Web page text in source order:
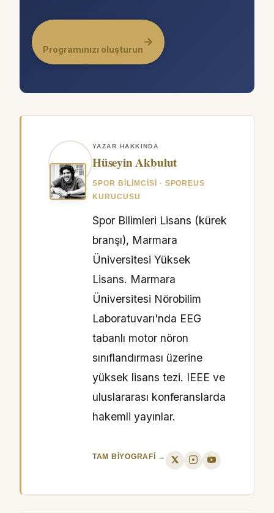
Programınızı oluşturun
→
YAZAR HAKKINDA
Hüseyin Akbulut
SPOR BILIMCISI · SPOREUS
KURUCUSU
Spor Bilimleri Lisans (kürek
branşı), Marmara
Üniversitesi Yüksek
Lisans. Marmara
Üniversitesi Nörobilim
Laboratuvarı'nda EEG
tabanlı motor nöron
sınıflandırması üzerine
yüksek lisans tezi. IEEE ve
uluslararası konferanslarda
hakemli yayınlar.
TAM BIYOGRAFI →